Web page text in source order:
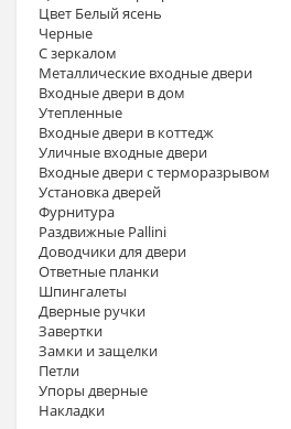
Цвет Белый ясень
Черные
С зеркалом
Металлические входные двери
Входные двери в дом
Утепленные
Входные двери в коттедж
Уличные входные двери
Входные двери с терморазрывом
Установка дверей
Фурнитура
Раздвижные Pallini
Доводчики для двери
Ответные планки
Шпингалеты
Дверные ручки
Завертки
Замки и защелки
Петли
Упоры дверные
Накладки